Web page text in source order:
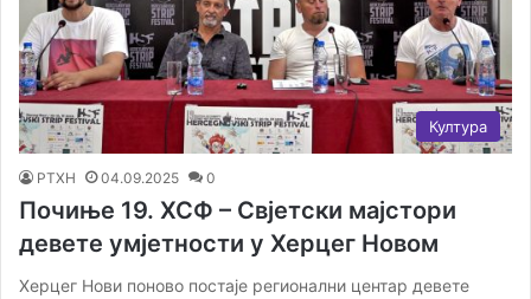
Култура
РТХН 04.09.2025 0
Почиње 19. ХСФ – Свјетски мајстори
девете умјетности у Херцег Новом
Херцег Нови поново постаје регионални центар девете